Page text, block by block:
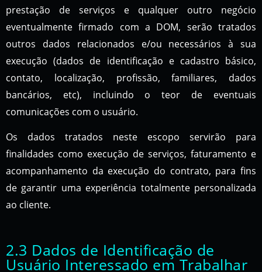
prestação de serviços e qualquer outro negócio
eventualmente firmado com a DOM, serão tratados
outros dados relacionados e/ou necessários à sua
execução (dados de identificação e cadastro básico,
contato, localização, profissão, familiares, dados
bancários, etc), incluindo o teor de eventuais
comunicações com o usuário.
Os dados tratados neste escopo servirão para
finalidades como execução de serviços, faturamento e
acompanhamento da execução do contrato, para fins
de garantir uma experiência totalmente personalizada
ao cliente.
2.3 Dados de Identificação de
Usuário Interessado em Trabalhar